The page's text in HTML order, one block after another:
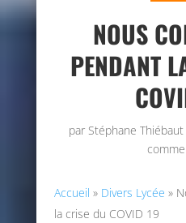
NOUS
PENDANT
par Stéphane Thiébaut
Accueil » Divers Lycée »
la crise du COVID 19